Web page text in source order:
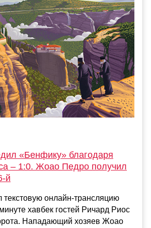
«Бенфику» благодаря
– 1:0. Жоао Педро получил
й
текстовую онлайн-трансляцию
хавбек гостей Ричард Риос
Нападающий хозяев Жоао